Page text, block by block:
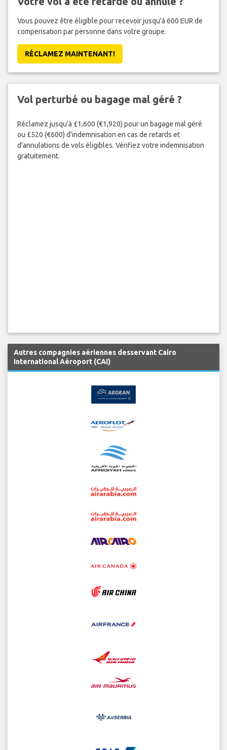
Vous pouvez être éligible pour recevoir jusqu'à 600 EUR de
compensation par personne dans votre groupe.
RÉCLAMEZ MAINTENANT!
Vol perturbé ou bagage mal géré ?
Réclamez jusqu'à £1,600 (€1,920) pour un bagage mal géré
ou £520 (€600) d'indemnisation en cas de retards et
d'annulations de vols éligibles. Vérifiez votre indemnisation
gratuitement.
Autres compagnies aériennes desservant Cairo
International Aéroport (CAI)